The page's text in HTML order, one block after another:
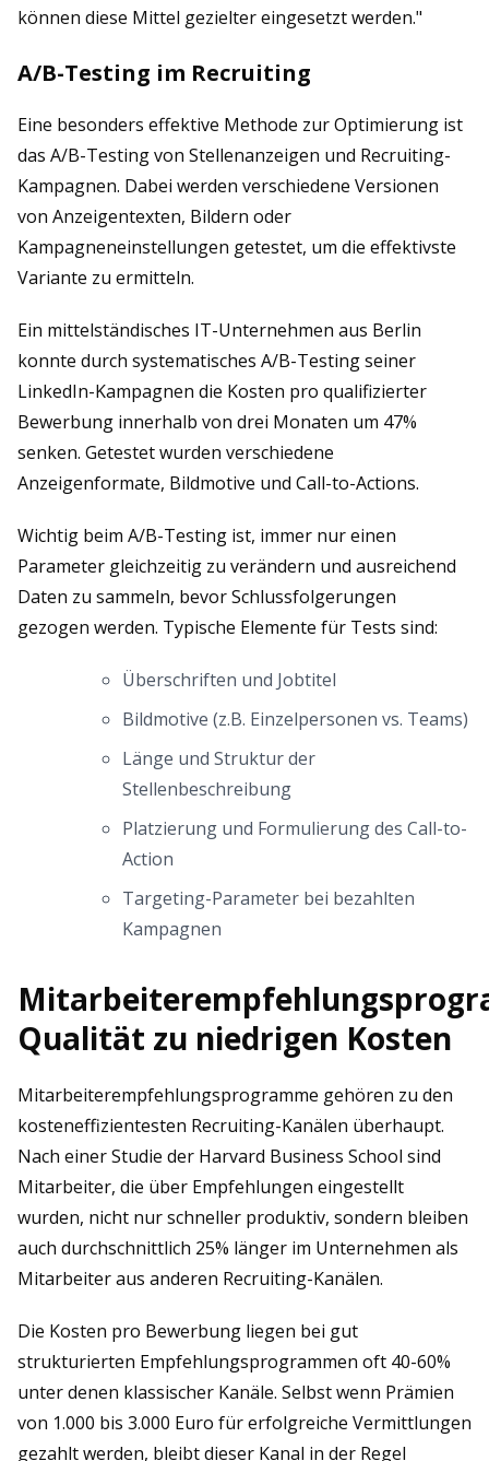
können diese Mittel gezielter eingesetzt werden."
A/B-Testing im Recruiting
Eine besonders effektive Methode zur Optimierung ist
das A/B-Testing von Stellenanzeigen und Recruiting-
Kampagnen. Dabei werden verschiedene Versionen
von Anzeigentexten, Bildern oder
Kampagneneinstellungen getestet, um die effektivste
Variante zu ermitteln.
Ein mittelständisches IT-Unternehmen aus Berlin
konnte durch systematisches A/B-Testing seiner
LinkedIn-Kampagnen die Kosten pro qualifizierter
Bewerbung innerhalb von drei Monaten um 47%
senken. Getestet wurden verschiedene
Anzeigenformate, Bildmotive und Call-to-Actions.
Wichtig beim A/B-Testing ist, immer nur einen
Parameter gleichzeitig zu verändern und ausreichend
Daten zu sammeln, bevor Schlussfolgerungen
gezogen werden. Typische Elemente für Tests sind:
Überschriften und Jobtitel
Bildmotive (z.B. Einzelpersonen vs. Teams)
Länge und Struktur der
Stellenbeschreibung
Platzierung und Formulierung des Call-to-
Action
Targeting-Parameter bei bezahlten
Kampagnen
Qualität zu niedrigen Kosten
Mitarbeiterempfehlungsprogramme gehören zu den
kosteneffizientesten Recruiting-Kanälen überhaupt.
Nach einer Studie der Harvard Business School sind
Mitarbeiter, die über Empfehlungen eingestellt
wurden, nicht nur schneller produktiv, sondern bleiben
auch durchschnittlich 25% länger im Unternehmen als
Mitarbeiter aus anderen Recruiting-Kanälen.
Die Kosten pro Bewerbung liegen bei gut
strukturierten Empfehlungsprogrammen oft 40-60%
unter denen klassischer Kanäle. Selbst wenn Prämien
von 1.000 bis 3.000 Euro für erfolgreiche Vermittlungen
gezahlt werden, bleibt dieser Kanal in der Regel